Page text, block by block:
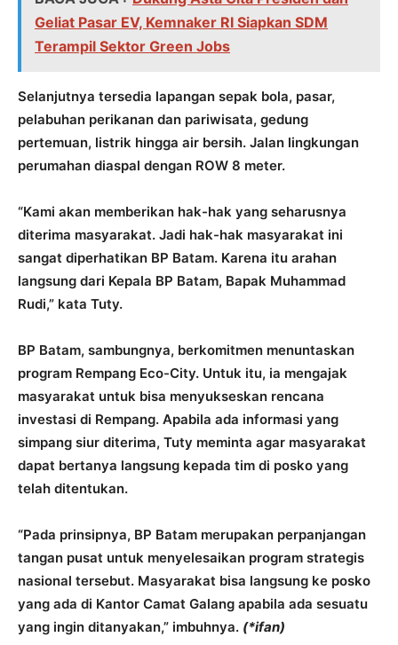
Geliat Pasar EV, Kemnaker RI Siapkan SDM
Terampil Sektor Green Jobs
Selanjutnya tersedia lapangan sepak bola, pasar,
pelabuhan perikanan dan pariwisata, gedung
pertemuan, listrik hingga air bersih. Jalan lingkungan
perumahan diaspal dengan ROW 8 meter.
“Kami akan memberikan hak-hak yang seharusnya
diterima masyarakat. Jadi hak-hak masyarakat ini
sangat diperhatikan BP Batam. Karena itu arahan
langsung dari Kepala BP Batam, Bapak Muhammad
Rudi,” kata Tuty.
BP Batam, sambungnya, berkomitmen menuntaskan
program Rempang Eco-City. Untuk itu, ia mengajak
masyarakat untuk bisa menyukseskan rencana
investasi di Rempang. Apabila ada informasi yang
simpang siur diterima, Tuty meminta agar masyarakat
dapat bertanya langsung kepada tim di posko yang
telah ditentukan.
“Pada prinsipnya, BP Batam merupakan perpanjangan
tangan pusat untuk menyelesaikan program strategis
nasional tersebut. Masyarakat bisa langsung ke posko
yang ada di Kantor Camat Galang apabila ada sesuatu
yang ingin ditanyakan,” imbuhnya. (*ifan)